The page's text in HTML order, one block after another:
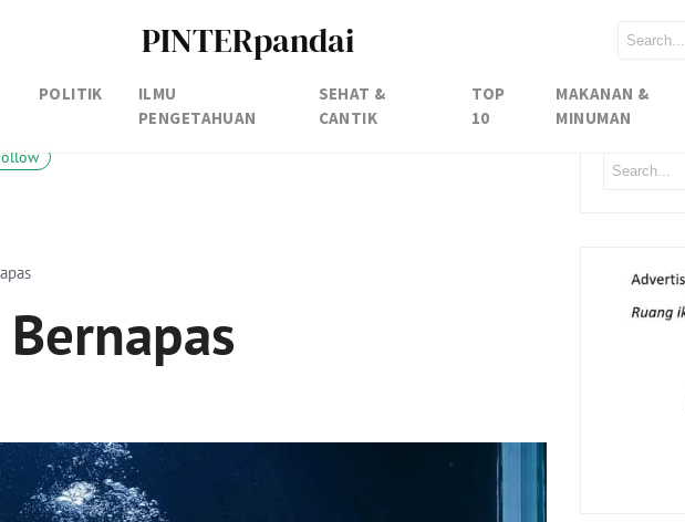
PINTERpandai
POLITIK
ILMU
PENGETAHUAN
SEHAT &
CANTIK
TOP
10
MAKANAN &
MINUMAN